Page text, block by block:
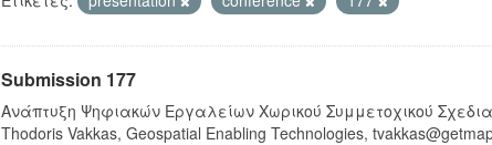
Submission 177
Ανάπτυξη Ψηφιακών Εργαλείων Χωρικού Συμμετοχικού
Thodoris Vakkas, Geospatial Enabling Technologies,